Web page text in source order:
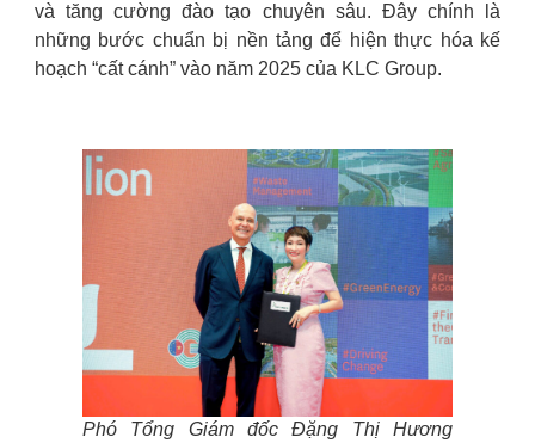
và tăng cường đào tạo chuyên sâu. Đây chính là
những bước chuẩn bị nền tảng để hiện thực hóa kế
hoạch “cất cánh” vào năm 2025 của KLC Group.
Phó Tổng Giám đốc Đặng Thị Hương